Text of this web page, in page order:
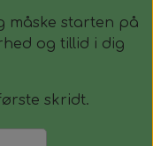
måske starten på
og tillid i dig
skridt.